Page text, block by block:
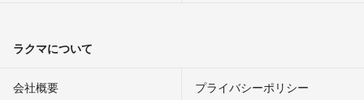
ラクマについて
会社概要 プライバシーポリシー